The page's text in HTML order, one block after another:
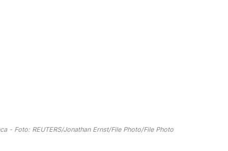
- Foto: REUTERS/Jonathan Ernst/File Photo/File Photo